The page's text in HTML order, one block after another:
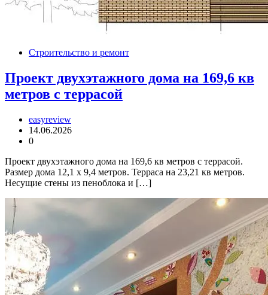
Строительство и ремонт
Проект двухэтажного дома на 169,6 кв
метров с террасой
easyreview
14.06.2026
0
Проект двухэтажного дома на 169,6 кв метров с террасой.
Размер дома 12,1 x 9,4 метров. Терраса на 23,21 кв метров.
Несущие стены из пеноблока и […]